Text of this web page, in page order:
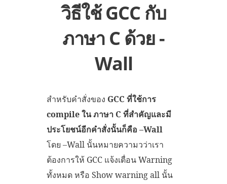
วิธีใช้ GCC กับ
ภาษา C ด้วย -
Wall
สำหรับคำสั่งของ GCC ที่ใช้การ
compile ใน ภาษา C ที่สำคัญและมี
ประโยชน์อีกคำสั่งนั้นก็คือ –Wall
โดย –Wall นั้นหมายความวว่าเรา
ต้องการให้ GCC แจ้งเตื่อน Warning
ทั้งหมด หรือ Show warning all นั้น